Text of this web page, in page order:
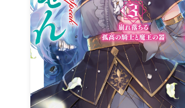
オーバーラップノベルスf
ロサージュノベルス